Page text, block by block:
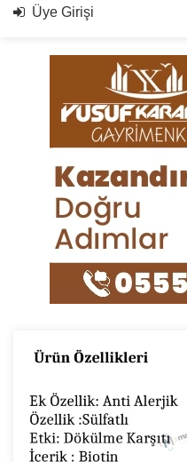
Üye Girişi